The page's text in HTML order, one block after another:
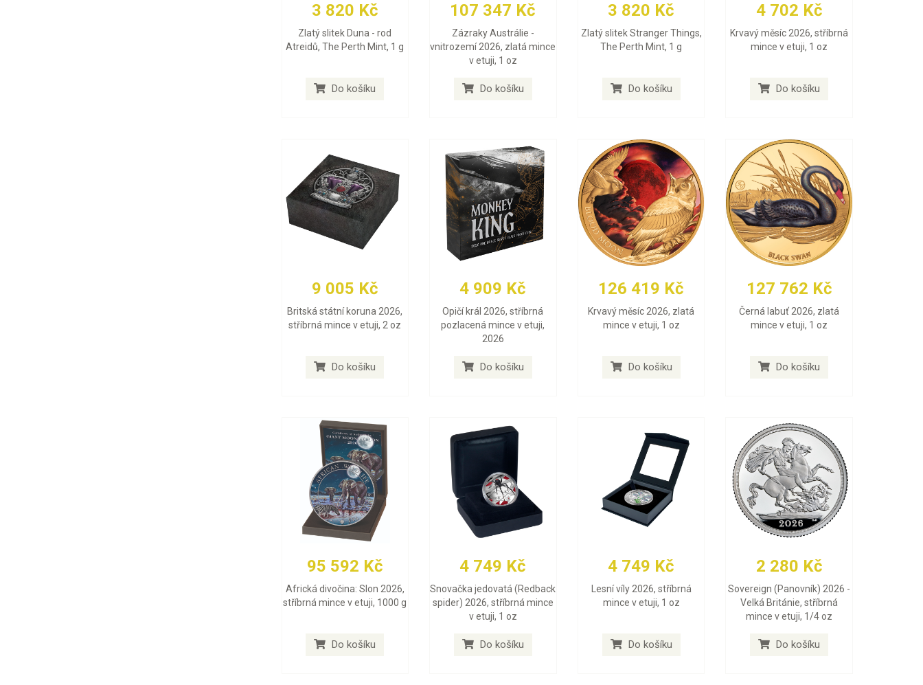
3 820 Kč
Zlatý slitek Duna - rod
Atreidů, The Perth Mint, 1 g
Do košíku
107 347 Kč
Zázraky Austrálie -
vnitrozemí 2026, zlatá mince
v etuji, 1 oz
Do košíku
3 820 Kč
Zlatý slitek Stranger Things,
The Perth Mint, 1 g
Do košíku
4 702 Kč
Krvavý měsíc 2026, stříbrná
mince v etuji, 1 oz
Do košíku
9 005 Kč
Britská státní koruna 2026,
stříbrná mince v etuji, 2 oz
Do košíku
4 909 Kč
Opičí král 2026, stříbrná
pozlacená mince v etuji,
2026
Do košíku
126 419 Kč
Krvavý měsíc 2026, zlatá
mince v etuji, 1 oz
Do košíku
127 762 Kč
Černá labuť 2026, zlatá
mince v etuji, 1 oz
Do košíku
95 592 Kč
Africká divočina: Slon 2026,
stříbrná mince v etuji, 1000 g
Do košíku
4 749 Kč
Snovačka jedovatá (Redback
spider) 2026, stříbrná mince
v etuji, 1 oz
Do košíku
4 749 Kč
Lesní víly 2026, stříbrná
mince v etuji, 1 oz
Do košíku
2 280 Kč
Sovereign (Panovník) 2026 -
Velká Británie, stříbrná
mince v etuji, 1/4 oz
Do košíku